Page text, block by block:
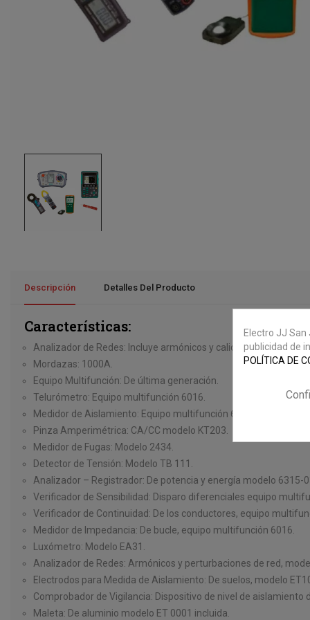
Descripción Detalles Del Producto
Características:
Analizador de Redes: Incluye armónicos y calidad de
Mordazas: 1000A.
Equipo Multifunción: De última generación.
Telurómetro: Equipo multifunción 6016.
Medidor de Aislamiento: Equipo multifunción 6016.
Pinza Amperimétrica: CA/CC modelo KT203.
Medidor de Fugas: Modelo 2434.
Detector de Tensión: Modelo TB 111.
Analizador – Registrador: De potencia y energía modelo 6315-
Verificador de Sensibilidad: Disparo diferenciales equipo
Verificador de Continuidad: De los conductores, equipo
Medidor de Impedancia: De bucle, equipo multifunción 6016.
Luxómetro: Modelo EA31.
Analizador de Redes: Armónicos y perturbaciones de red,
Electrodos para Medida de Aislamiento: De suelos, modelo
Comprobador de Vigilancia: Dispositivo de nivel de aislamiento
Maleta: De aluminio modelo ET 0001 incluida.
Electro JJ
publicidad de
POLÍTICA DE